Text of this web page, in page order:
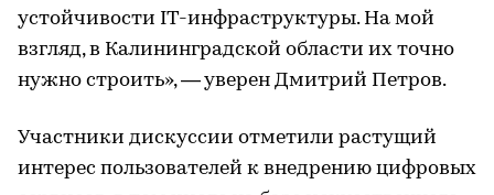
устойчивости IT-инфраструктуры. На мой
взгляд, в Калининградской области их точно
нужно строить», — уверен Дмитрий Петров.
Участники дискуссии отметили растущий
интерес пользователей к внедрению цифровых